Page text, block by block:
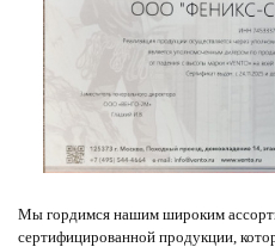
Мы гордимся нашим широким
сертифицированной продукции,